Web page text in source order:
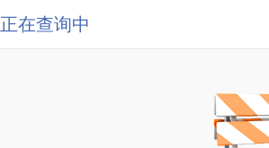
正在查询中